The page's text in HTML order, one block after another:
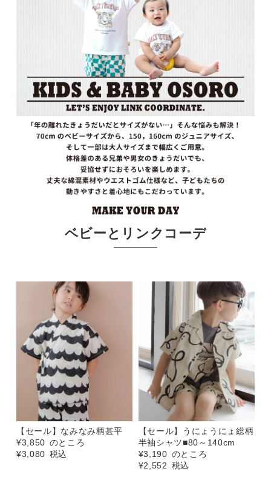
ベビーとリンクコーデ
【セール】なみなみ柄甚平
¥3,850 のところ
¥3,080 税込
【セール】うにょうにょ総柄
半袖シャツ■80～140cm
¥3,190 のところ
¥2,552 税込